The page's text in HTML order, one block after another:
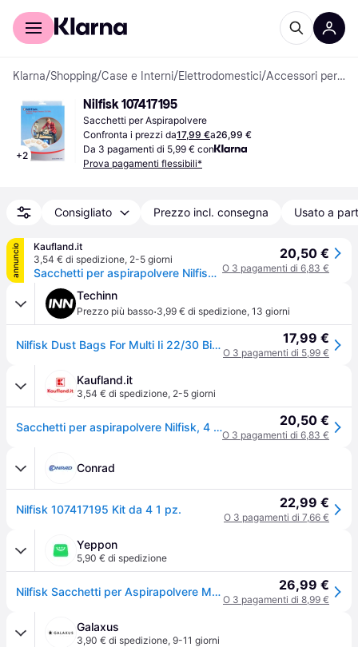
Per il tuo shopping
Klarna/Shopping/Case e Interni/Elettrodomestici/ Accessori per aspirapolvere
+2
Nilfisk 107417195
Sacchetti per Aspirapolvere
Confronta i prezzi da17,99 €a26,99 €
Da 3 pagamenti di 5,99 € con
Prova pagamenti flessibili*
Consigliato Prezzo incl. consegna Usato a
annuncio
Kaufland.it
3,54 € di spedizione, 2-5 giorni
Sacchetti per aspirapolvere Nilfisk, 4 pezzi per aspirapolvere per liquidi e solidi ( 107417195 )
20,50 €
O 3 pagamenti di 6,83 €
Techinn
Prezzo più basso·3,99 € di spedizione, 13 giorni
Nilfisk Dust Bags For Multi Ii 22/30 Bianco 17,99 €
O 3 pagamenti di 5,99 €
Kaufland.it
3,54 € di spedizione, 2-5 giorni
Sacchetti per aspirapolvere Nilfisk, 4 pezzi per aspirapolvere per liquidi e solidi ( 107417195 ) 20,50 €
O 3 pagamenti di 6,83 €
Conrad
Nilfisk 107417195 Kit da 4 1 pz. 22,99 €
O 3 pagamenti di 7,66 €
Yeppon
5,90 € di spedizione
Nilfisk Sacchetti per Aspirapolvere Multi II 22-30 26,99 €
O 3 pagamenti di 8,99 €
Galaxus
3,90 € di spedizione, 9-11 giorni